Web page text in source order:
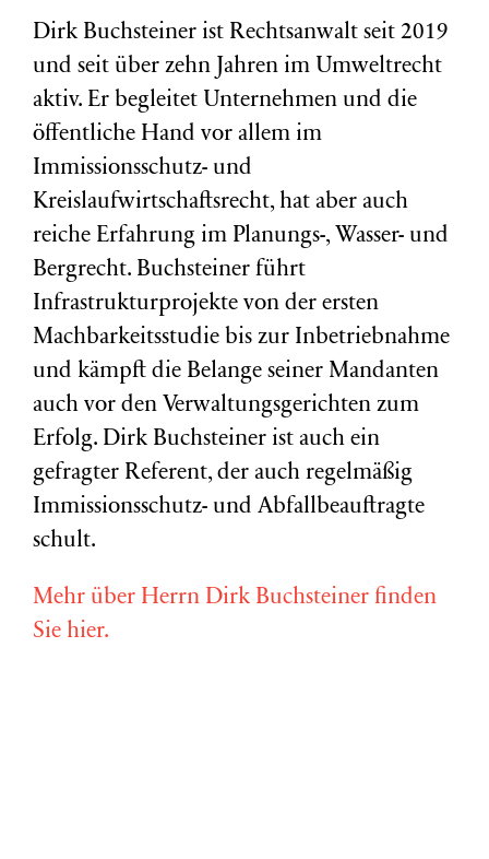
Dirk Buchsteiner ist Rechtsanwalt seit 2019
und seit über zehn Jahren im Umweltrecht
aktiv. Er begleitet Unternehmen und die
öffentliche Hand vor allem im
Immissionsschutz- und
Kreislaufwirtschaftsrecht, hat aber auch
reiche Erfahrung im Planungs-, Wasser- und
Bergrecht. Buchsteiner führt
Infrastrukturprojekte von der ersten
Machbarkeitsstudie bis zur Inbetriebnahme
und kämpft die Belange seiner Mandanten
auch vor den Verwaltungsgerichten zum
Erfolg. Dirk Buchsteiner ist auch ein
gefragter Referent, der auch regelmäßig
Immissionsschutz- und Abfallbeauftragte
schult.
Mehr über Herrn Dirk Buchsteiner finden
Sie hier.